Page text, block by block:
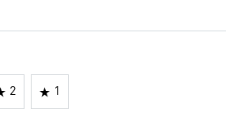
2 1